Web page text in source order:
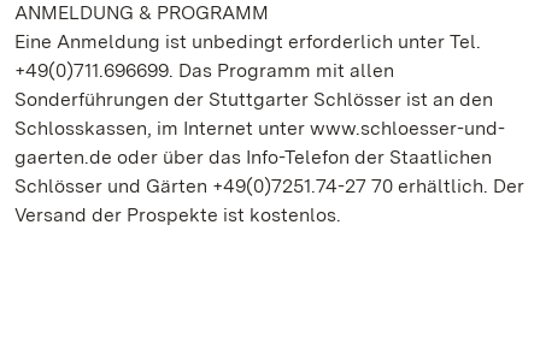
ANMELDUNG & PROGRAMM
Eine Anmeldung ist unbedingt erforderlich unter Tel.
+49(0)711.696699. Das Programm mit allen
Sonderführungen der Stuttgarter Schlösser ist an den
Schlosskassen, im Internet unter www.schloesser-und-
gaerten.de oder über das Info-Telefon der Staatlichen
Schlösser und Gärten +49(0)7251.74-27 70 erhältlich. Der
Versand der Prospekte ist kostenlos.